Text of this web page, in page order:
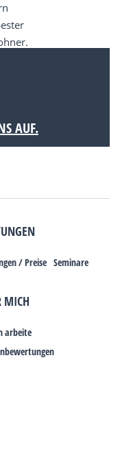
AUF.
/ Preise Seminare
MICH
arbeite